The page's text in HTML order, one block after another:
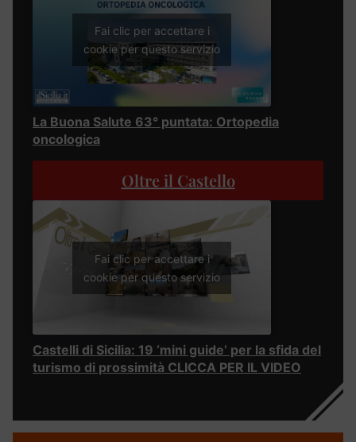
Fai clic per accettare i
cookie per questo servizio
La Buona Salute 63° puntata: Ortopedia
oncologica
Oltre il Castello
Fai clic per accettare i
cookie per questo servizio
Castelli di Sicilia: 19 ‘mini guide’ per la sfida del
turismo di prossimità CLICCA PER IL VIDEO